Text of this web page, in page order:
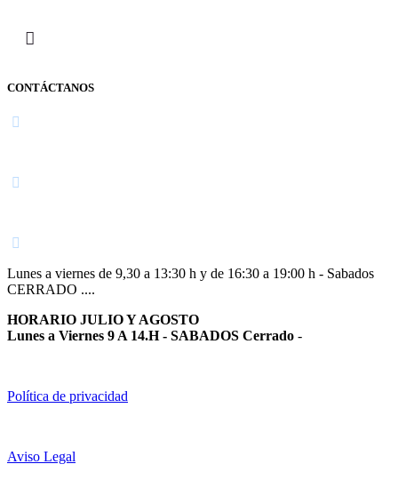
CONTÁCTANOS
Lunes a viernes de 9,30 a 13:30 h y de 16:30 a 19:00 h - Sabados
CERRADO ....
HORARIO JULIO Y AGOSTO
Lunes a Viernes 9 A 14.H - SABADOS Cerrado -
Política de privacidad
Aviso Legal